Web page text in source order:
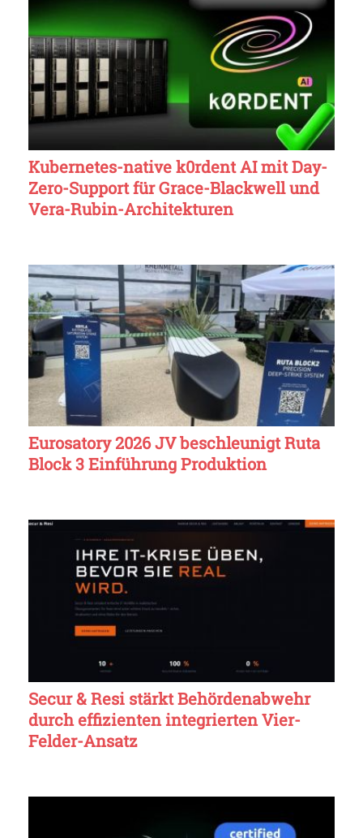
Kubernetes-native k0rdent AI mit Day-
Zero-Support für Grace-Blackwell und
Vera-Rubin-Architekturen
Eurosatory 2026 JV beschleunigt Ruta
Block 3 Einführung Produktion
Secur & Resi stärkt Behördenabwehr
durch effizienten integrierten Vier-
Felder-Ansatz